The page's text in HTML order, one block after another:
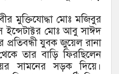
মুক্তিযোদ্ধা মোঃ মজিবুর
ইন্সেটাক্টর মোঃ আবু সাঈদ
প্রতিবন্ধী যুবক জুয়েল রানা
তার বাড়ি ফিরছিলেন
সামনের সড়ক দিয়ে।